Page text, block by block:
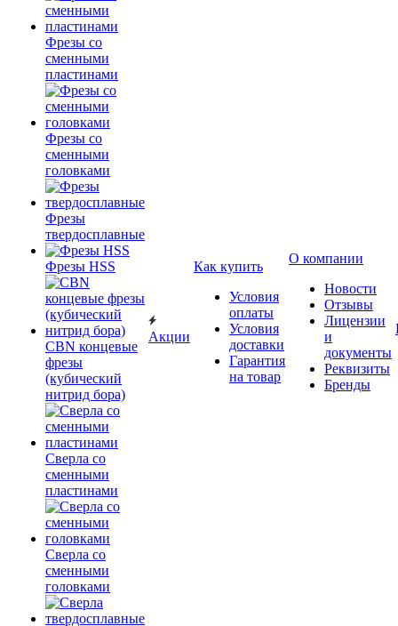
Фрезы со
сменными
пластинами
Фрезы со
сменными
головками
Фрезы
твердосплавные
Фрезы HSS
CBN концевые
фрезы
(кубический
нитрид бора)
Сверла со
сменными
пластинами
Сверла со
сменными
головками
Акции
Как купить
Условия
оплаты
Условия
доставки
Гарантия
на товар
О компании
Новости
Отзывы
Лицензии
и
документы
Реквизиты
Бренды